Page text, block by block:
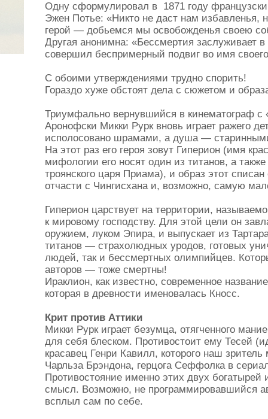
Одну сформулировал в 1871 году
Эжен Потье: «Никто не даст нам избавленья,
герой — добьемся мы освобожденья своею
Другая анонимна: «Бессмертия заслуживает
совершил беспримерный подвиг во имя
С обоими утверждениями трудно спорить!
Гораздо хуже обстоят дела с сюжетом и
Триумфально вернувшийся в кинематограф с
Аронофски Микки Рурк вновь играет ражего
исполосовано шрамами, а душа —
На этот раз его героя зовут Гиперион (имя
мифологии его носят один из титанов, а
троянского царя Приама), и образ этот
отчасти с Чингисхана и, возможно, самую
Гиперион царствует на территории,
к мировому господству. Для этой цели он
оружием, луком Эпира, и выпускает из
титанов — страхолюдных уродов, готовых
людей, так и бессмертных олимпийцев.
авторов — тоже смертны!
Ираклион, как известно, современное
которая в древности именовалась Кносс.
Крит против Аттики
Микки Рурк играет безумца, отягченного
для себя блеском. Противостоит ему Тесей
красавец Генри Кавилл, которого наш
Чарльза Брэндона, герцога Сеффолка в
Противостояние именно этих двух богатырей
смысл. Возможно, не программировавшийся
всплыл сам по себе.